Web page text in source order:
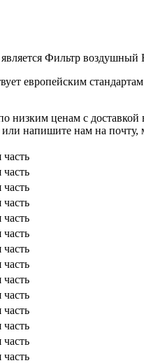
Фильтр
европейским
ценам с
напишите нам на